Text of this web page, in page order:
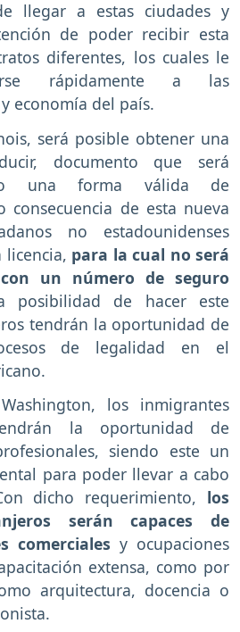
llegar a estas ciudades y
de poder recibir esta
diferentes, los cuales le
rápidamente a las
economía del país.
será posible obtener una
documento que será
una forma válida de
consecuencia de esta nueva
no estadounidenses
para la cual no será
un número de seguro
posibilidad de hacer este
tendrán la oportunidad de
de legalidad en el
los inmigrantes
la oportunidad de
siendo este un
para poder llevar a cabo
dicho requerimiento, los
serán capaces de
comerciales y ocupaciones
extensa, como por
arquitectura, docencia o